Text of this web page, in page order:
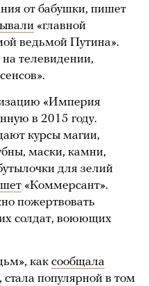
от бабушки, пишет
«главной
ведьмой Путина».
телевидении,
«Империя
в 2015 году.
курсы магии,
маски, камни,
для зелий
«Коммерсант».
пожертвовать
солдат, воюющих
как сообщала
стала популярной в том